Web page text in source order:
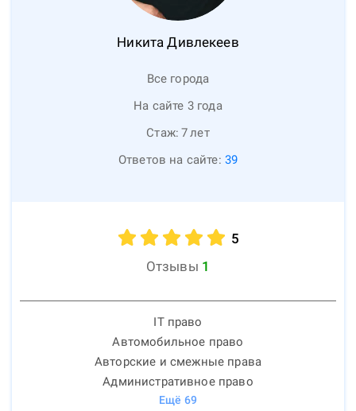
Никита Дивлекеев
Все города
На сайте 3 года
Стаж: 7лет
Ответов на сайте: 39
5
Отзывы 1
IT право
Автомобильное право
Авторские и смежные права
Административное право
Ещё 69